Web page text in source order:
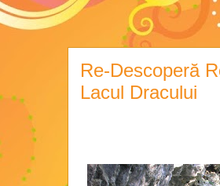
Re-Descoperă
Lacul Dracului